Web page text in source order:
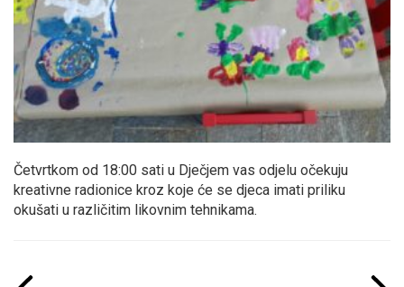
Četvrtkom od 18:00 sati u Dječjem vas odjelu očekuju
kreativne radionice kroz koje će se djeca imati priliku
okušati u različitim likovnim tehnikama.